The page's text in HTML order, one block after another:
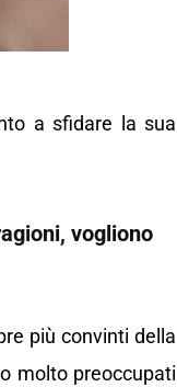
a sfidare la sua
vogliono
più convinti della
molto preoccupati